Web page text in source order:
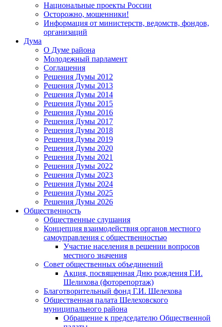
Национальные проекты России
Осторожно, мошенники!
Информация от министерств, ведомств, фондов,
организаций
Дума
О Думе района
Молодежный парламент
Соглашения
Решения Думы 2012
Решения Думы 2013
Решения Думы 2014
Решения Думы 2015
Решения Думы 2016
Решения Думы 2017
Решения Думы 2018
Решения Думы 2019
Решения Думы 2020
Решения Думы 2021
Решения Думы 2022
Решения Думы 2023
Решения Думы 2024
Решения Думы 2025
Решения Думы 2026
Общественность
Общественные слушания
Концепция взаимодействия органов местного
самоуправления с общественностью
Участие населения в решении вопросов
местного значения
Совет общественных объединений
Акция, посвященная Дню рождения Г.И.
Шелихова (фоторепортаж)
Благотворительный фонд Г.И. Шелехова
Общественная палата Шелеховского
муниципального района
Обращение к председателю Общественной